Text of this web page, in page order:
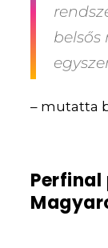
belsős
– mutatta